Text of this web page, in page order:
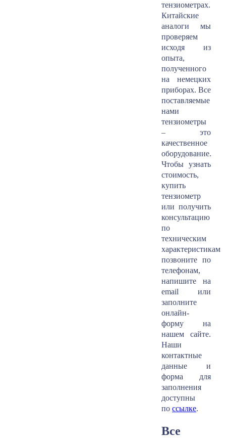
тензиометрах.
Китайские
аналоги мы
проверяем
исходя из
опыта,
полученного
на немецких
приборах. Все
поставляемые
нами
тензиометры
– это
качественное
оборудование.
Чтобы узнать
стоимость,
купить
тензиометр
или получить
консультацию
по
техническим
характеристикам
позвоните по
телефонам,
напишите на
email или
заполните
онлайн-
форму на
нашем сайте.
Наши
контактные
данные и
форма для
заполнения
доступны
по ссылке.
Все